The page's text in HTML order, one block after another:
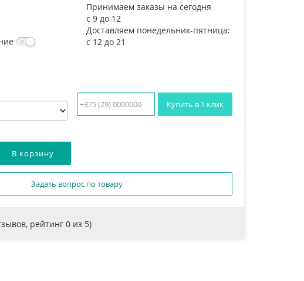
Принимаем заказы на сегодня
с 9 до 12
Доставляем понедельник-пятница:
с 12 до 21
Купить в 1 клик
Задать вопрос по товару
рейтинг 0 из 5)